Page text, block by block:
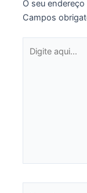
O seu
Campos
aqui...